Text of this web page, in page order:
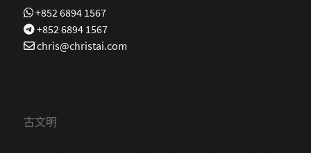
+852 6894 1567
+852 6894 1567
chris@christai.com
古文明